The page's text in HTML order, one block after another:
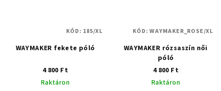
WAYMAKER fekete póló
4 800 Ft
Raktáron
KÓD: 185/XL
WAYMAKER rózsaszín női
póló
4 800 Ft
Raktáron
KÓD:WAYMAKER_ROSE/XL